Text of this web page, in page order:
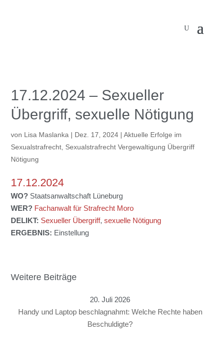
17.12.2024 – Sexueller
Übergriff, sexuelle Nötigung
von Lisa Maslanka | Dez. 17, 2024 |Aktuelle Erfolge im
Sexualstrafrecht Sexualstrafrecht Vergewaltigung Übergriff
Nötigung
17.12.2024
WO? Staatsanwaltschaft Lüneburg
WER? Fachanwalt für Strafrecht Moro
DELIKT: Sexueller Übergriff,sexuelle Nötigung
ERGEBNIS: Einstellung
Weitere Beiträge
20. Juli 2026
Handy und Laptop beschlagnahmt: Welche Rechte haben
Beschuldigte?